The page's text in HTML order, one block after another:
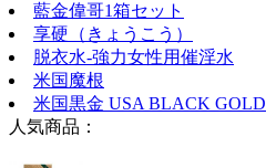
藍金偉哥1箱セット
享硬（きょうこう）
脱衣水-強力女性用催淫水
米国魔根
米国黒金 USA BLACK GOLD
人気商品：